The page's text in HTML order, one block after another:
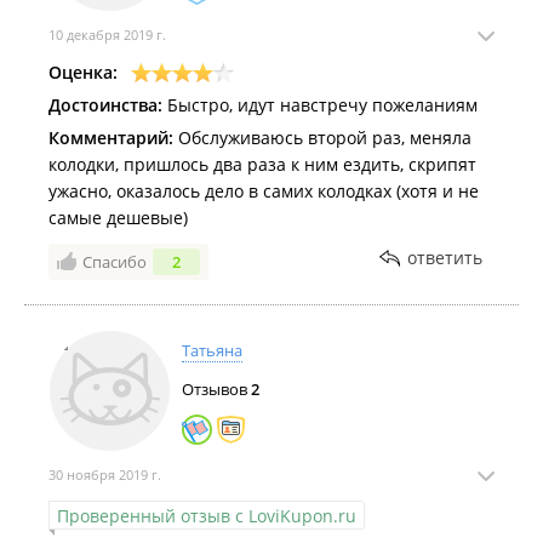
Принципиально!!! И другим вас советовать не
стану.
10 декабря 2019 г.
Оценка:
Достоинства: Быстро, идут навстречу пожеланиям
Комментарий: Обслуживаюсь второй раз, меняла
колодки, пришлось два раза к ним ездить, скрипят
ужасно, оказалось дело в самих колодках (хотя и не
самые дешевые)
Спасибо 2 ответить
Татьяна
Отзывов2
30 ноября 2019 г.
Проверенный отзыв с LoviKupon.ru